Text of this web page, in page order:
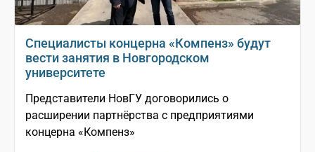
Специалисты концерна «Компенз» будут
вести занятия в Новгородском
университете
Представители НовГУ договорились о
расширении партнёрства с предприятиями
концерна «Компенз»